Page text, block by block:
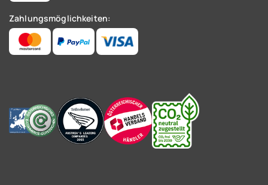
Zahlungsmöglichkeiten: